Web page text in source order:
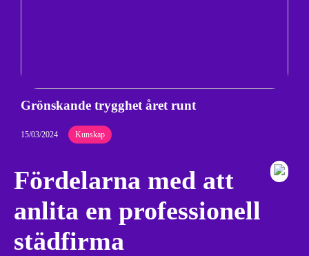
Grönskande trygghet året runt
15/03/2024 Kunskap
Fördelarna med att
anlita en professionell
städfirma